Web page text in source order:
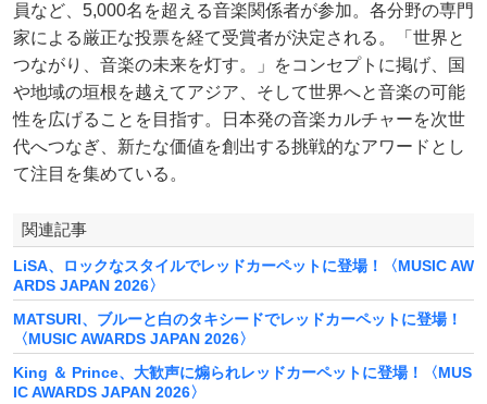
員など、5,000名を超える音楽関係者が参加。各分野の専門
家による厳正な投票を経て受賞者が決定される。「世界と
つながり、音楽の未来を灯す。」をコンセプトに掲げ、国
や地域の垣根を越えてアジア、そして世界へと音楽の可能
性を広げることを目指す。日本発の音楽カルチャーを次世
代へつなぎ、新たな価値を創出する挑戦的なアワードとし
て注目を集めている。
関連記事
LiSA、ロックなスタイルでレッドカーペットに登場！〈MUSIC AW
ARDS JAPAN 2026〉
MATSURI、ブルーと白のタキシードでレッドカーペットに登場！
〈MUSIC AWARDS JAPAN 2026〉
King ＆ Prince、大歓声に煽られレッドカーペットに登場！〈MUS
IC AWARDS JAPAN 2026〉